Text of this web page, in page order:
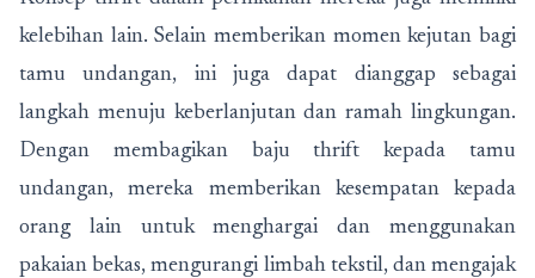
kelebihan lain. Selain memberikan momen kejutan bagi
tamu undangan, ini juga dapat dianggap sebagai
langkah menuju keberlanjutan dan ramah lingkungan.
Dengan membagikan baju thrift kepada tamu
undangan, mereka memberikan kesempatan kepada
orang lain untuk menghargai dan menggunakan
pakaian bekas, mengurangi limbah tekstil, dan mengajak